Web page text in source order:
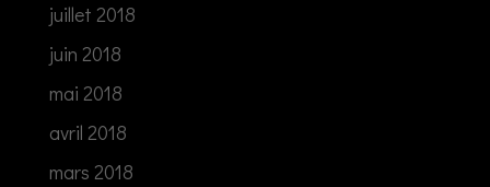
juillet 2018
juin 2018
mai 2018
avril 2018
mars 2018